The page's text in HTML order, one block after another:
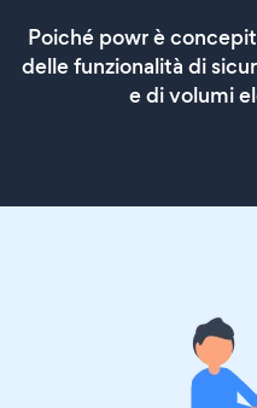
Poiché powr è
delle funzionalità di
e di volumi